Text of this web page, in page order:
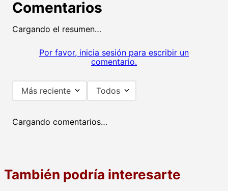
Comentarios
Cargando el resumen…
Por favor, inicia sesión para escribir un
comentario.
Más reciente Todos
Cargando comentarios…
También podría interesarte